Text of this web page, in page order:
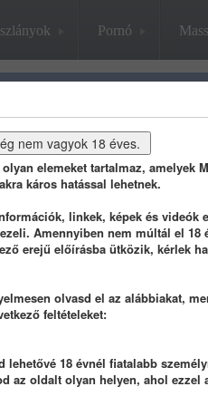
Pornó
info
1 éve
elemeket tartalmaz, amelyek
káros hatással lehetnek.
linkek, képek és videók
Amennyiben nem múltál el 18
erejű előírásba ütközik, kérlek
olvasd el az alábbiakat,
feltételeket:
lehetővé 18 évnél fiatalabb
az oldalt olyan helyen, ahol